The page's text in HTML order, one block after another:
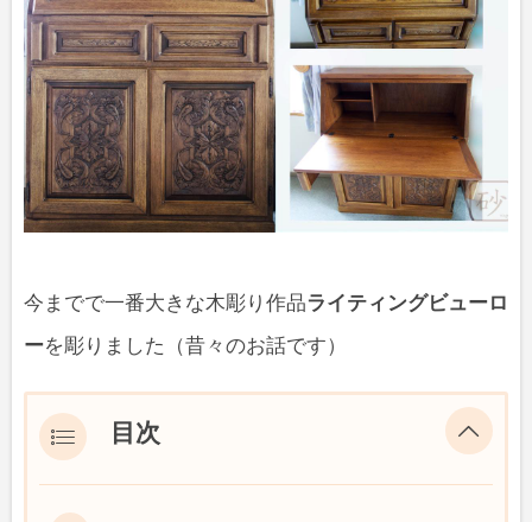
今までで一番大きな木彫り作品ライティングビューロ
ーを彫りました（昔々のお話です）
目次